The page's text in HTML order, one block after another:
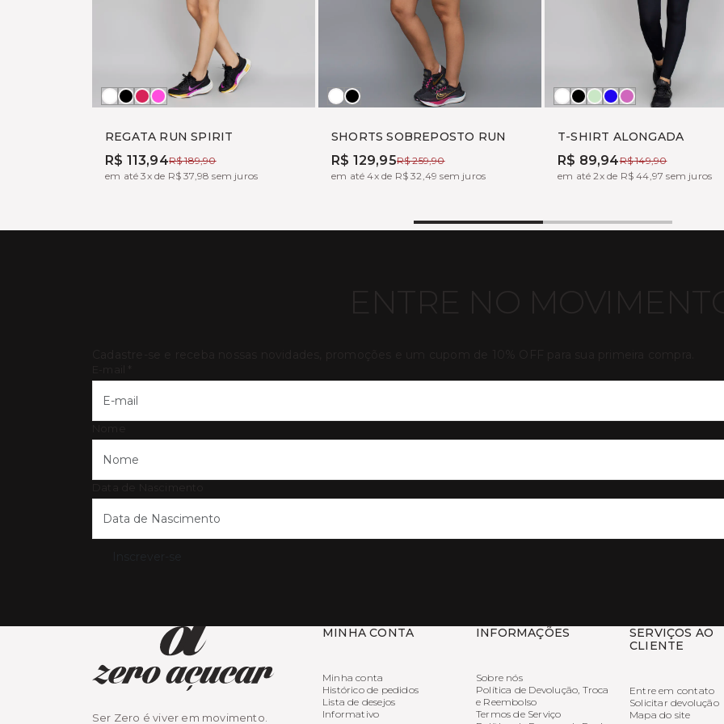
REGATA RUN SPIRIT
R$ 113,94R$ 189,90
em até 3x de R$ 37,98 sem juros
Branco
PretoBOHEME
TONIC
SHORTS SOBREPOSTO RUN
R$ 129,95R$ 259,90
em até 4x de R$ 32,49 sem juros
Branco
Preto
T-SHIRT ALONGADA
R$ 89,94R$ 149,90
em até 2x de R$ 44,97 sem juros
Branco
Preto
ALOEMARINHO
PINK
Ser Zero é viver em movimento.
MINHA CONTA
Minha conta
Histórico de pedidos
Lista de desejos
Informativo
INFORMAÇÕES
Sobre nós
Política de Devolução, Troca
e Reembolso
Termos de Serviço
SERVIÇOS AO
CLIENTE
Entre em contato
Solicitar devolução
Mapa do site